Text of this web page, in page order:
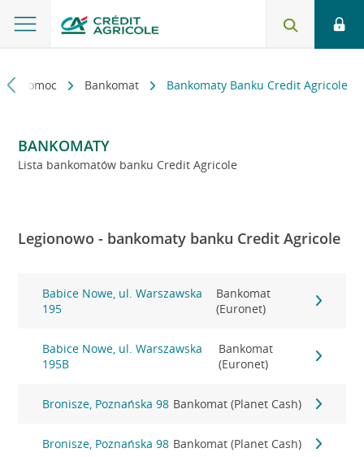
i pomoc Bankomat Bankomaty Banku Credit Agricole
BANKOMATY
Lista bankomatów banku Credit Agricole
Legionowo - bankomaty banku Credit Agricole
Babice Nowe, ul. Warszawska
195
Bankomat
(Euronet)
Babice Nowe, ul. Warszawska
195B
Bankomat
(Euronet)
Bronisze, Poznańska 98 Bankomat (Planet Cash)
Bronisze, Poznańska 98 Bankomat (Planet Cash)